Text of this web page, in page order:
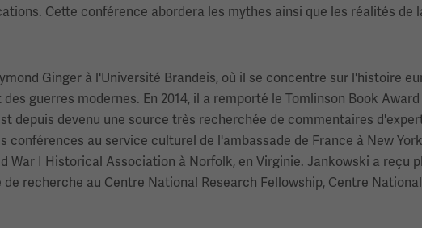
Cette conférence abordera les mythes ainsi que les réalités de
Ginger à l'Université Brandeis, où il se concentre sur l'histoire
guerres modernes. En 2014, il a remporté le Tomlinson Book
depuis devenu une source très recherchée de commentaires
conférences au service culturel de l'ambassade de France à New
War I Historical Association à Norfolk, en Virginie. Jankowski a reçu
recherche au Centre National Research Fellowship, Centre